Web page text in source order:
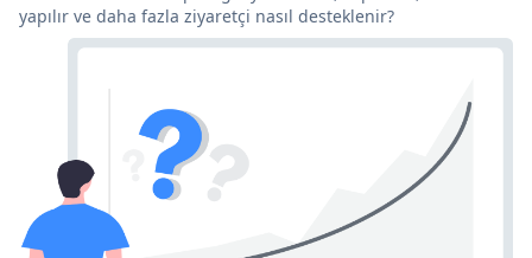
yapılır ve daha fazla ziyaretçi nasıl desteklenir?